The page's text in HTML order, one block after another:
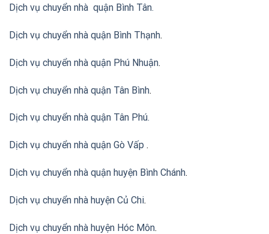
Dịch vụ chuyển nhà quận Bình Tân.
Dịch vụ chuyển nhà quận Bình Thạnh.
Dịch vụ chuyển nhà quận Phú Nhuận.
Dịch vụ chuyển nhà quận Tân Bình.
Dịch vụ chuyển nhà quận Tân Phú.
Dịch vụ chuyển nhà quận Gò Vấp .
Dịch vụ chuyển nhà quận huyện Bình Chánh.
Dịch vụ chuyển nhà huyện Củ Chi.
Dịch vụ chuyển nhà huyện Hóc Môn.